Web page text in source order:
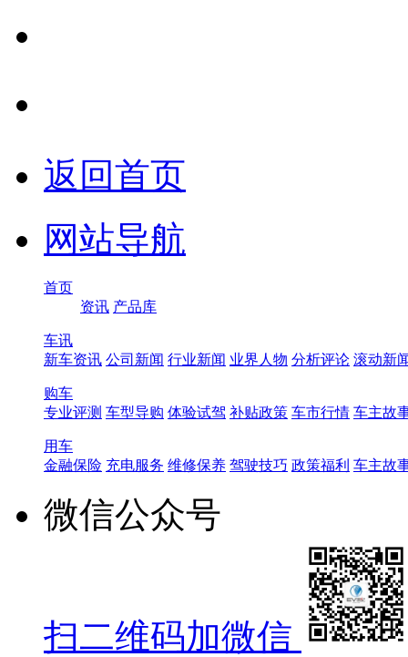
返回首页
网站导航
首页
资讯 产品库
车讯
新车资讯 公司新闻 行业新闻 业界人物 分析评论 滚动新
购车
专业评测 车型导购 体验试驾 补贴政策 车市行情 车主故
用车
金融保险 充电服务 维修保养 驾驶技巧 政策福利 车主故
微信公众号
扫二维码加微信